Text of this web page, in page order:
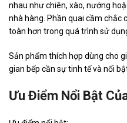
nhau như chiên, xào, nướng
nhà hàng. Phần quai cầm chắc
toàn hơn trong quá trình sử
Sản phẩm thích hợp dùng cho
gian bếp cần sự tinh tế và nổi
Ưu Điểm Nổi Bật